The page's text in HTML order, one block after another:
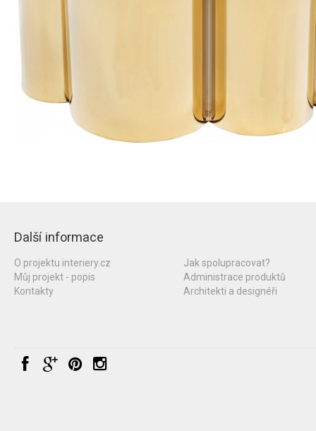
Další informace
O projektu interiery.cz
Můj projekt - popis
Kontakty
Jak spolupracovat?
Administrace produktů
Architekti a designéři